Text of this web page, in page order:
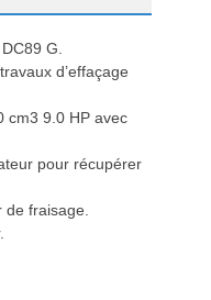
G.
d’effaçage
cm3 9.0 HP avec
pour récupérer
fraisage.